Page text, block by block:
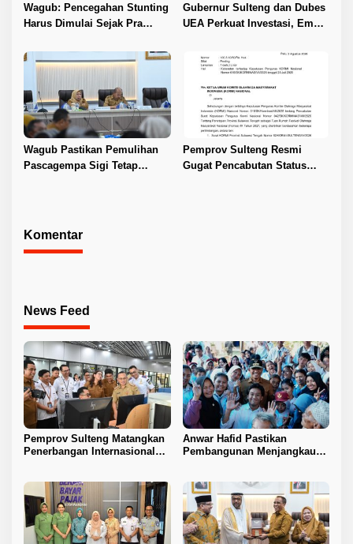
Wagub: Pencegahan Stunting
Harus Dimulai Sejak Pra
Gubernur Sulteng dan Dubes
UEA Perkuat Investasi, Empat
Wagub Pastikan Pemulihan
Pascagempa Sigi Tetap
Pemprov Sulteng Resmi
Gugat Pencabutan Status
Komentar
News Feed
Pemprov Sulteng Matangkan
Penerbangan Internasional
Anwar Hafid Pastikan
Pembangunan Menjangkau